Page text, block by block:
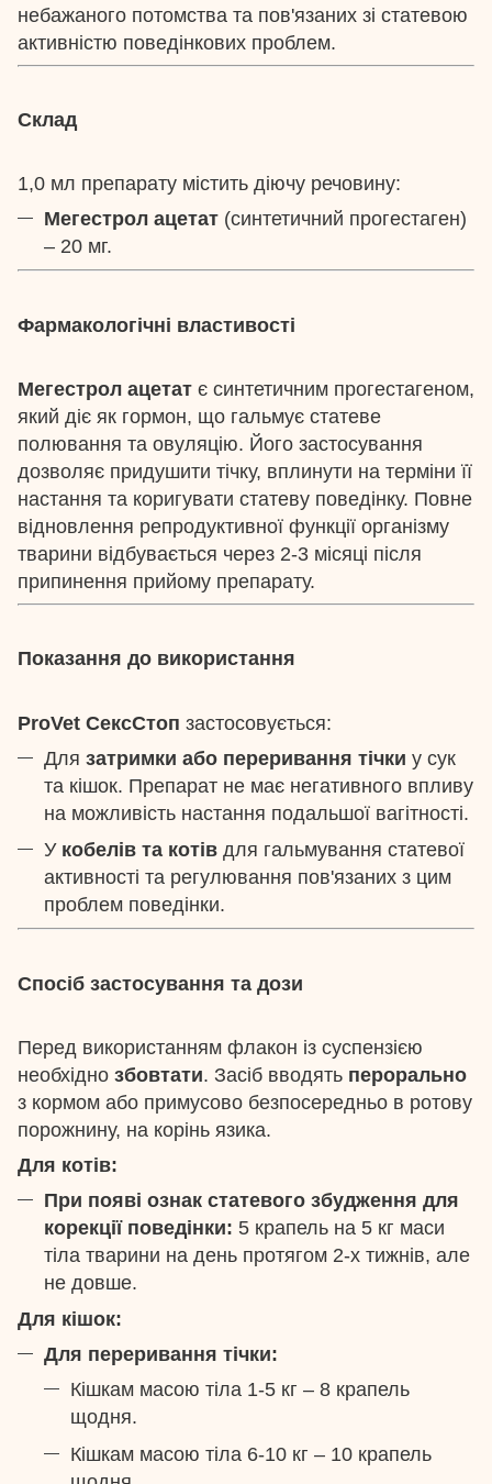
небажаного потомства та пов'язаних зі статевою
активністю поведінкових проблем.
Склад
1,0 мл препарату містить діючу речовину:
Мегестрол ацетат (синтетичний прогестаген)
– 20 мг.
Фармакологічні властивості
Мегестрол ацетат є синтетичним прогестагеном,
який діє як гормон, що гальмує статеве
полювання та овуляцію. Його застосування
дозволяє придушити тічку, вплинути на терміни її
настання та коригувати статеву поведінку. Повне
відновлення репродуктивної функції організму
тварини відбувається через 2-3 місяці після
припинення прийому препарату.
Показання до використання
ProVet СексСтоп застосовується:
Для затримки або переривання тічки у сук
та кішок. Препарат не має негативного впливу
на можливість настання подальшої вагітності.
У кобелів та котів для гальмування статевої
активності та регулювання пов'язаних з цим
проблем поведінки.
Спосіб застосування та дози
Перед використанням флакон із суспензією
необхідно збовтати. Засіб вводять перорально
з кормом або примусово безпосередньо в ротову
порожнину, на корінь язика.
Для котів:
При появі ознак статевого збудження для
корекції поведінки: 5 крапель на 5 кг маси
тіла тварини на день протягом 2-х тижнів, але
не довше.
Для кішок:
Для переривання тічки:
Кішкам масою тіла 1-5 кг – 8 крапель
щодня.
Кішкам масою тіла 6-10 кг – 10 крапель